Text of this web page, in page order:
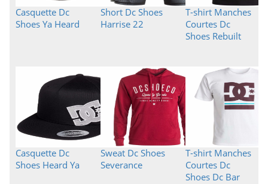
Casquette Dc
Shoes Ya Heard
Short Dc Shoes
Harrise 22
T-shirt Manches
Courtes Dc
Shoes Rebuilt
Casquette Dc
Shoes Heard Ya
Sweat Dc Shoes
Severance
T-shirt Manches
Courtes Dc
Shoes Dc Bar